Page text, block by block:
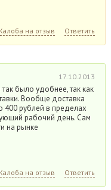
на отзыв Ответить
17.10.2013
было удобнее, так как
Вообще доставка
400 рублей в пределах
рабочий день. Сам
на рынке
на отзыв Ответить